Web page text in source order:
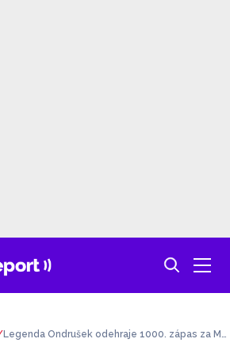
Legenda Ondrušek odehraje 1000. zápas za Mo